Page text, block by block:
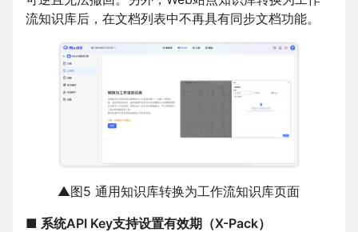
流知识库后，在文档列表中不再具有同步文档功能。
▲图5 通用知识库转换为工作流知识库页面
■ 系统API Key支持设置有效期（X-Pack）